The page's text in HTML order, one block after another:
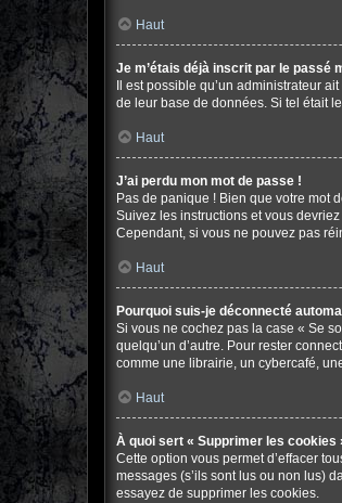
Haut
Je m’étais déjà inscrit par le passé
Il est possible qu’un administrateur
de leur base de données. Si tel était
Haut
J’ai perdu mon mot de passe !
Pas de panique ! Bien que votre mot
Suivez les instructions et vous
Cependant, si vous ne pouvez pas
Haut
Pourquoi suis-je déconnecté
Si vous ne cochez pas la case « Se
quelqu’un d’autre. Pour rester
comme une librairie, un cybercafé,
Haut
À quoi sert « Supprimer les cookies
Cette option vous permet d’effacer
messages (s’ils sont lus ou non lus)
essayez de supprimer les cookies.